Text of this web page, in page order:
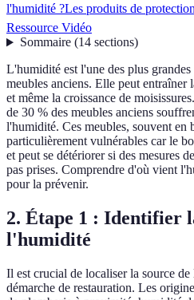
l'humidité ?Les produits de
Ressource Vidéo
Sommaire(14 sections)
L'humidité est l'une des plus
meubles anciens. Elle peut entraîner
et même la croissance de
de 30 % des meubles anciens
l'humidité. Ces meubles, souvent en
particulièrement vulnérables car le
et peut se détériorer si des mesures
pas prises. Comprendre d'où vient
pour la prévenir.
2. Étape 1 : Identifier
l'humidité
Il est crucial de localiser la source
démarche de restauration. Les